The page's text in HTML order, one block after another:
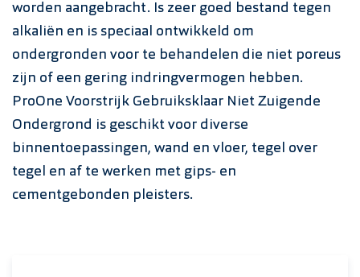
worden aangebracht. Is zeer goed bestand tegen
alkaliën en is speciaal ontwikkeld om
ondergronden voor te behandelen die niet poreus
zijn of een gering indringvermogen hebben.
ProOne Voorstrijk Gebruiksklaar Niet Zuigende
Ondergrond is geschikt voor diverse
binnentoepassingen, wand en vloer, tegel over
tegel en af te werken met gips- en
cementgebonden pleisters.